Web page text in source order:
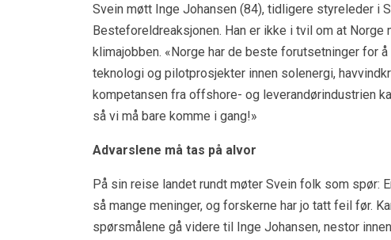
Svein møtt Inge Johansen (84), tidligere styreleder i
Besteforeldreaksjonen. Han er ikke i tvil om at Norge
klimajobben. «Norge har de beste forutsetninger for
teknologi og pilotprosjekter innen solenergi,
kompetansen fra offshore- og leverandørindustrien
så vi må bare komme i gang!»
Advarslene må tas på alvor
På sin reise landet rundt møter Svein folk som spør:
så mange meninger, og forskerne har jo tatt feil før.
spørsmålene gå videre til Inge Johansen, nestor